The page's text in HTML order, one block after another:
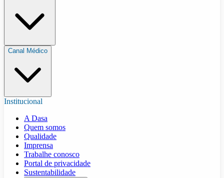
Canal Médico
Institucional
A Dasa
Quem somos
Qualidade
Imprensa
Trabalhe conosco
Portal de privacidade
Sustentabilidade